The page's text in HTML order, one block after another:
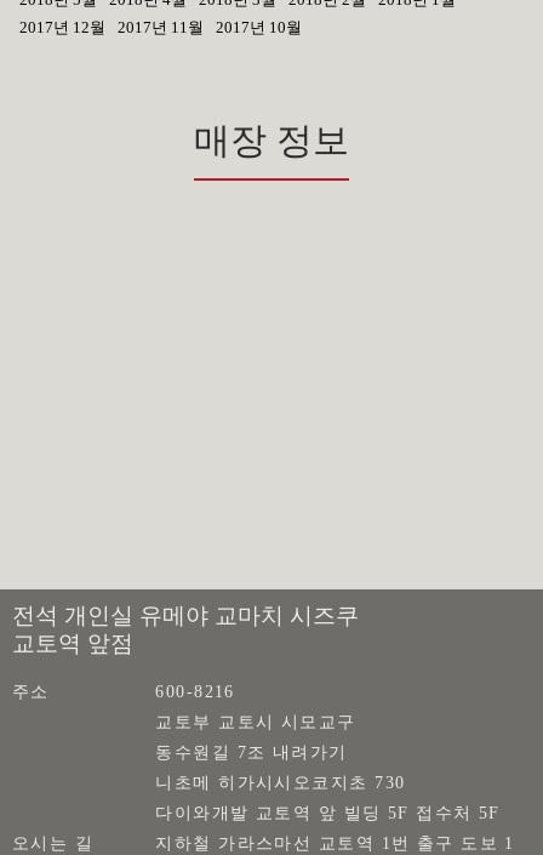
2017년 12월
2017년 11월 2017년 10월
매장 정보
전석 개인실 유메야 교마치 시즈쿠
교토역 앞점
주소
600-8216
교토부 교토시 시모교구
동수원길 7조 내려가기
니초메 히가시시오코지초 730
다이와개발 교토역 앞 빌딩 5F 접수처 5F
오시는 길
지하철 가라스마선 교토역 1번 출구 도보 1